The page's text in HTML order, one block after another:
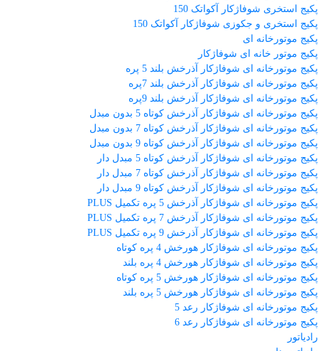
پکیج استخری شوفاژکار آکواتک 150
پکیج استخری و جکوزی شوفاژکار آکواتک 150
پکیج موتورخانه ای
پکیج موتور خانه ای شوفاژکار
پکیج موتورخانه ای شوفاژکار آذرخش بلند 5 پره
پکیج موتورخانه ای شوفاژکار آذرخش بلند 7پره
پکیج موتورخانه ای شوفاژکار آذرخش بلند 9پره
پکیج موتورخانه ای شوفاژکار آذرخش کوتاه 5 بدون مبدل
پکیج موتورخانه ای شوفاژکار آذرخش کوتاه 7 بدون مبدل
پکیج موتورخانه ای شوفاژکار آذرخش کوتاه 9 بدون مبدل
پکیج موتورخانه ای شوفاژکار آذرخش کوتاه 5 مبدل دار
پکیج موتورخانه ای شوفاژکار آذرخش کوتاه 7 مبدل دار
پکیج موتورخانه ای شوفاژکار آذرخش کوتاه 9 مبدل دار
پکیج موتورخانه ای شوفاژکار آذرخش 5 پره تکمیل PLUS
پکیج موتورخانه ای شوفاژکار آذرخش 7 پره تکمیل PLUS
پکیج موتورخانه ای شوفاژکار آذرخش 9 پره تکمیل PLUS
پکیج موتورخانه ای شوفاژکار هورخش 4 پره کوتاه
پکیج موتورخانه ای شوفاژکار هورخش 4 پره بلند
پکیج موتورخانه ای شوفاژکار هورخش 5 پره کوتاه
پکیج موتورخانه ای شوفاژکار هورخش 5 پره بلند
پکیج موتورخانه ای شوفاژکار رعد 5
پکیج موتورخانه ای شوفاژکار رعد 6
رادیاتور